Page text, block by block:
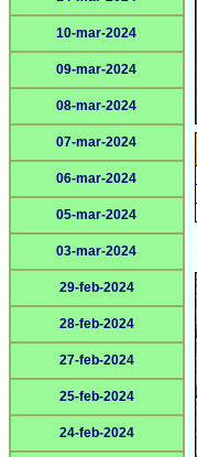
10-mar-2024
09-mar-2024
08-mar-2024
07-mar-2024
06-mar-2024
05-mar-2024
03-mar-2024
29-feb-2024
28-feb-2024
27-feb-2024
25-feb-2024
24-feb-2024